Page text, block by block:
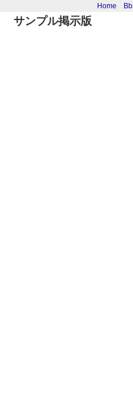
Home
サンプル掲示版